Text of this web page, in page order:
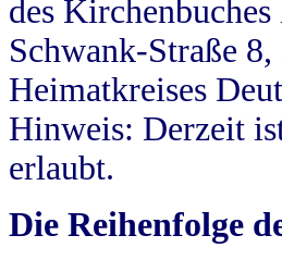
des
Schwank-Straße
Heimatkreises
Hinweis: Derzeit
erlaubt.
Die Reihenfolge